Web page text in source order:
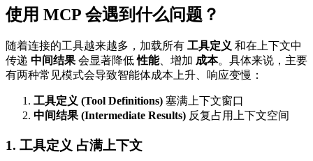
使用 MCP 会遇到什么问题？
随着连接的工具越来越多，加载所有 工具定义 和在上下文中
传递 中间结果会显著降低性能、增加 成本。具体来说，主要
有两种常见模式会导致智能体成本上升、响应变慢：
工具定义 (Tool Definitions) 塞满上下文窗口
中间结果 (Intermediate Results) 反复占用上下文空间
1. 工具定义 占满上下文